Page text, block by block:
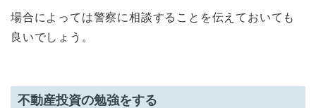
場合によっては警察に相談することを伝えておいても
良いでしょう。
不動産投資の勉強をする